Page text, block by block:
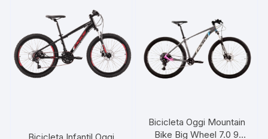
Bicicleta Oggi Mountain
Bike Big Wheel 7.0 9